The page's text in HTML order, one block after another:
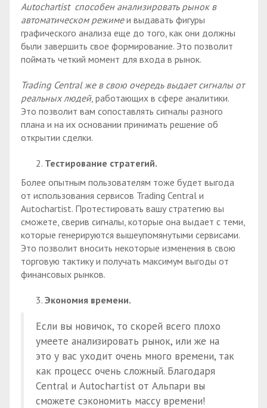
Autochartist способен анализировать рынок в
автоматическом режимеи выдавать фигуры
графического анализа еще до того, как они должны
были завершить свое формирование. Это позволит
поймать четкий момент для входа в рынок.
Trading Central же в свою очередь выдает сигналы от
реальных людей, работающих в сфере аналитики.
Это позволит вам сопоставлять сигналы разного
плана и на их основании принимать решение об
открытии сделки.
Тестирование стратегий.
Более опытным пользователям тоже будет выгода
от использования сервисов Trading Central и
Autochartist. Протестировать вашу стратегию вы
сможете, сверив сигналы, которые она выдает с теми,
которые генерируются вышеупомянутыми сервисами.
Это позволит вносить некоторые изменения в свою
торговую тактику и получать максимум выгоды от
финансовых рынков.
Экономия времени.
Если вы новичок, то скорей всего плохо
умеете анализировать рынок, или же на
это у вас уходит очень много времени, так
как процесс очень сложный. Благодаря
Central и Autochartist от Альпари вы
сможете сэкономить массу времени!